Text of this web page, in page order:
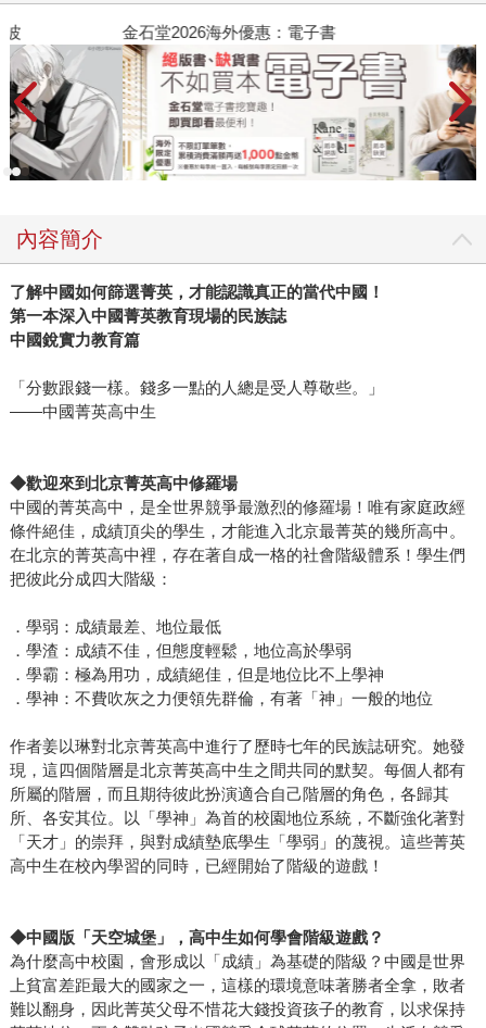
金石堂2026海外優惠：電子書
內容簡介
了解中國如何篩選菁英，才能認識真正的當代中國！
第一本深入中國菁英教育現場的民族誌
中國銳實力教育篇
「分數跟錢一樣。錢多一點的人總是受人尊敬些。」
——中國菁英高中生
◆歡迎來到北京菁英高中修羅場
中國的菁英高中，是全世界競爭最激烈的修羅場！唯有家庭政經
條件絕佳，成績頂尖的學生，才能進入北京最菁英的幾所高中。
在北京的菁英高中裡，存在著自成一格的社會階級體系！學生們
把彼此分成四大階級：
．學弱：成績最差、地位最低
．學渣：成績不佳，但態度輕鬆，地位高於學弱
．學霸：極為用功，成績絕佳，但是地位比不上學神
．學神：不費吹灰之力便領先群倫，有著「神」一般的地位
作者姜以琳對北京菁英高中進行了歷時七年的民族誌研究。她發
現，這四個階層是北京菁英高中生之間共同的默契。每個人都有
所屬的階層，而且期待彼此扮演適合自己階層的角色，各歸其
所、各安其位。以「學神」為首的校園地位系統，不斷強化著對
「天才」的崇拜，與對成績墊底學生「學弱」的蔑視。這些菁英
高中生在校內學習的同時，已經開始了階級的遊戲！
◆中國版「天空城堡」，高中生如何學會階級遊戲？
為什麼高中校園，會形成以「成績」為基礎的階級？中國是世界
上貧富差距最大的國家之一，這樣的環境意味著勝者全拿，敗者
難以翻身，因此菁英父母不惜花大錢投資孩子的教育，以求保持